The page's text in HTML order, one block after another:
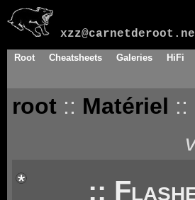
Root Cheatsheets Galeries HiFi
root:: Matériel ::
::